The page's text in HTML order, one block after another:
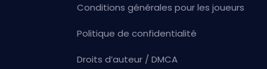
Conditions générales pour les joueurs
Politique de confidentialité
Droits d’auteur / DMCA